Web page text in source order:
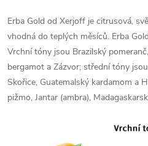
Erba Gold od Xerjoff je citrusová,
vhodná do teplých měsíců. Erba
Vrchní tóny jsou Brazilský
bergamot a Zázvor; střední tóny
Skořice, Guatemalský kardamom a
pižmo, Jantar (ambra),